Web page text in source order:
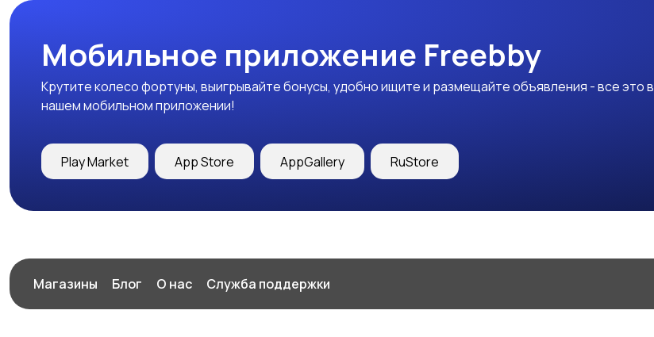
Мобильное приложение Freebby
Крутите колесо фортуны, выигрывайте бонусы, удобно ищите и размещайте объявления - все это в
нашем мобильном приложении!
Play Market App Store AppGallery RuStore
Магазины Блог О нас Служба поддержки